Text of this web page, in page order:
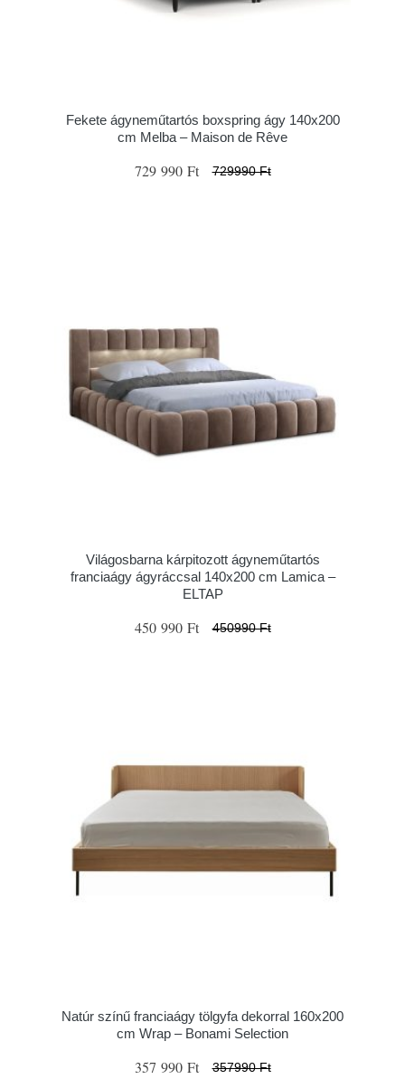
Fekete ágyneműtartós boxspring ágy 140x200
cm Melba – Maison de Rêve
729 990 Ft 729990 Ft
Világosbarna kárpitozott ágyneműtartós
franciaágy ágyráccsal 140x200 cm Lamica –
ELTAP
450 990 Ft 450990 Ft
Natúr színű franciaágy tölgyfa dekorral 160x200
cm Wrap – Bonami Selection
357 990 Ft 357990 Ft